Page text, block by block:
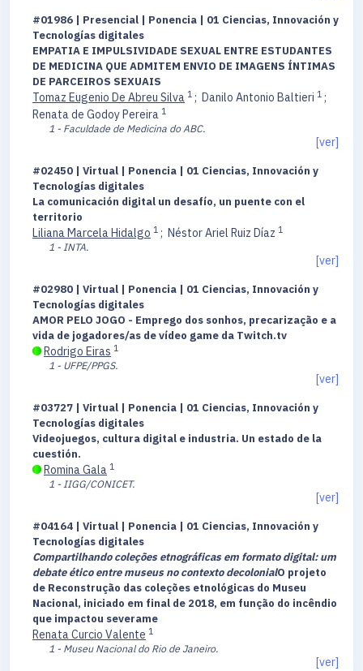
#01986 | Presencial | Ponencia | 01 Ciencias, Innovación y
Tecnologías digitales
EMPATIA E IMPULSIVIDADE SEXUAL ENTRE ESTUDANTES
DE MEDICINA QUE ADMITEM ENVIO DE IMAGENS ÍNTIMAS
DE PARCEIROS SEXUAIS
Tomaz Eugenio De Abreu Silva 1 ; Danilo Antonio Baltieri 1 ;
Renata de Godoy Pereira 1
1 - Faculdade de Medicina do ABC.
[ver]
#02450 | Virtual | Ponencia | 01 Ciencias, Innovación y
Tecnologías digitales
La comunicación digital un desafío, un puente con el
territorio
Liliana Marcela Hidalgo 1 ; Néstor Ariel Ruiz Díaz 1
1 - INTA.
[ver]
#02980 | Virtual | Ponencia | 01 Ciencias, Innovación y
Tecnologías digitales
AMOR PELO JOGO - Emprego dos sonhos, precarização e a
vida de jogadores/as de vídeo game da Twitch.tv
Rodrigo Eiras 1
1 - UFPE/PPGS.
[ver]
#03727 | Virtual | Ponencia | 01 Ciencias, Innovación y
Tecnologías digitales
Videojuegos, cultura digital e industria. Un estado de la
cuestión.
Romina Gala 1
1 - IIGG/CONICET.
[ver]
#04164 | Virtual | Ponencia | 01 Ciencias, Innovación y
Tecnologías digitales
Compartilhando coleções etnográficas em formato digital: um
debate ético entre museus no contexto decolonialO projeto
de Reconstrução das coleções etnológicas do Museu
Nacional, iniciado em final de 2018, em função do incêndio
que impactou severame
Renata Curcio Valente 1
1 - Museu Nacional do Rio de Janeiro.
[ver]